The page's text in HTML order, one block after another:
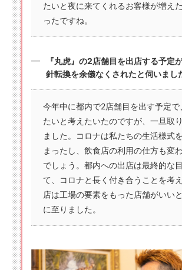
たいと夜に来てくれるお客様が増え
ったですね。
『丸虎』の2店舗目を出店する予定
針転換を余儀なくされたと伺いまし
今年中に都内で2店舗目を出す予定
たいと考えたいたのですが、一旦取
ました。コロナは私たちの生活様式
まったし、飲食店の利用の仕方も変
でしょう。都内への出店は最終的な
て、コロナと長く付き合うことを考
店は工場の要素をもった店舗がいい
に至りました。